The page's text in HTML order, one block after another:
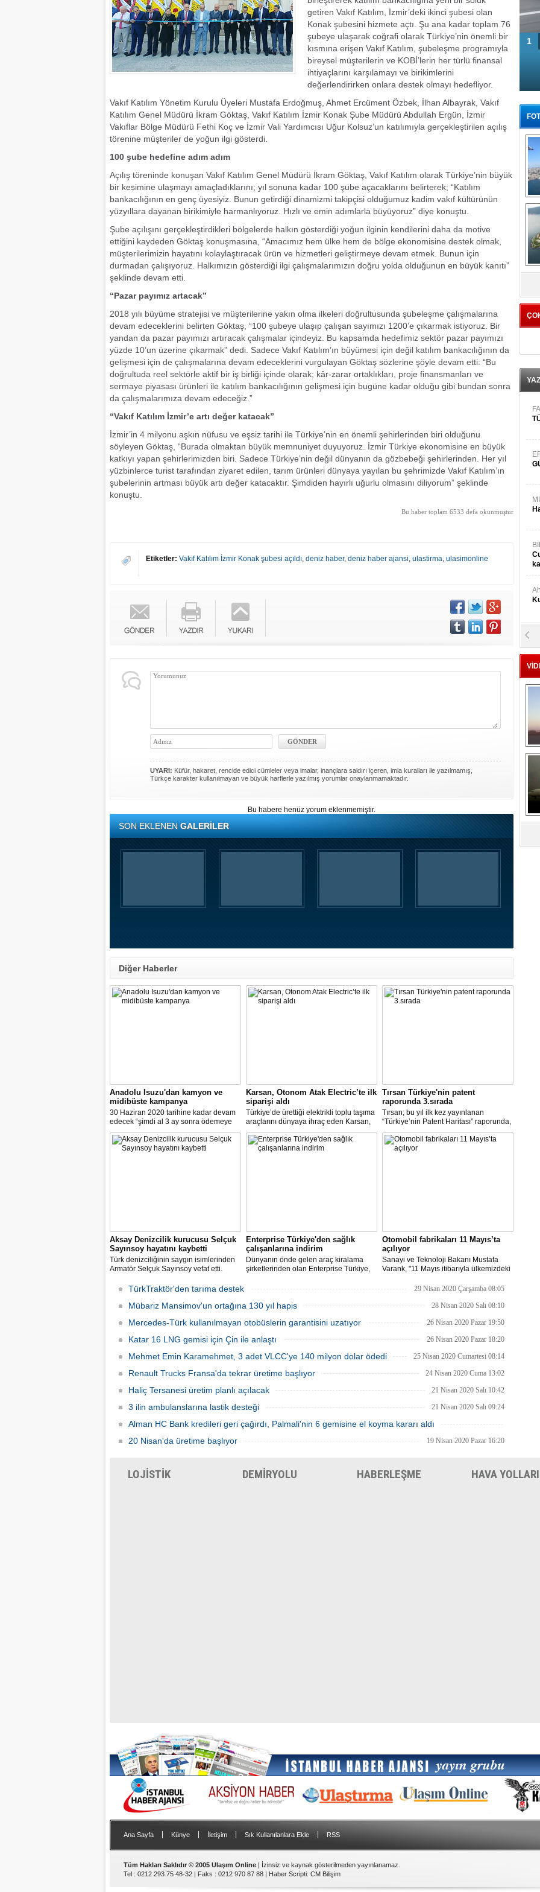
getiren Vakıf Katılım, İzmir’deki ikinci şubesi olan
Konak şubesini hizmete açtı. Şu ana kadar toplam 76
şubeye ulaşarak coğrafi olarak Türkiye’nin önemli bir
kısmına erişen Vakıf Katılım, şubeleşme programıyla
bireysel müşterilerin ve KOBİ’lerin her türlü finansal
ihtiyaçlarını karşılamayı ve birikimlerini
değerlendirirken onlara destek olmayı hedefliyor.
Vakıf Katılım Yönetim Kurulu Üyeleri Mustafa Erdoğmuş, Ahmet Ercüment Özbek, İlhan Albayrak, Vakıf
Katılım Genel Müdürü İkram Göktaş, Vakıf Katılım İzmir Konak Şube Müdürü Abdullah Ergün, İzmir
Vakıflar Bölge Müdürü Fethi Koç ve İzmir Vali Yardımcısı Uğur Kolsuz’un katılımıyla gerçekleştirilen açılış
törenine müşteriler de yoğun ilgi gösterdi.
100 şube hedefine adım adım
Açılış töreninde konuşan Vakıf Katılım Genel Müdürü İkram Göktaş, Vakıf Katılım olarak Türkiye’nin büyük
bir kesimine ulaşmayı amaçladıklarını; yıl sonuna kadar 100 şube açacaklarını belirterek; “Katılım
bankacılığının en genç üyesiyiz. Bunun getirdiği dinamizmi takipçisi olduğumuz kadim vakıf kültürünün
yüzyıllara dayanan birikimiyle harmanlıyoruz. Hızlı ve emin adımlarla büyüyoruz” diye konuştu.
Şube açılışını gerçekleştirdikleri bölgelerde halkın gösterdiği yoğun ilginin kendilerini daha da motive
ettiğini kaydeden Göktaş konuşmasına, “Amacımız hem ülke hem de bölge ekonomisine destek olmak,
müşterilerimizin hayatını kolaylaştıracak ürün ve hizmetleri geliştirmeye devam etmek. Bunun için
durmadan çalışıyoruz. Halkımızın gösterdiği ilgi çalışmalarımızın doğru yolda olduğunun en büyük kanıtı”
şeklinde devam etti.
“Pazar payımız artacak”
2018 yılı büyüme stratejisi ve müşterilerine yakın olma ilkeleri doğrultusunda şubeleşme çalışmalarına
devam edeceklerini belirten Göktaş, “100 şubeye ulaşıp çalışan sayımızı 1200’e çıkarmak istiyoruz. Bir
yandan da pazar payımızı artıracak çalışmalar içindeyiz. Bu kapsamda hedefimiz sektör pazar payımızı
yüzde 10’un üzerine çıkarmak” dedi. Sadece Vakıf Katılım’ın büyümesi için değil katılım bankacılığının da
gelişmesi için de çalışmalarına devam edeceklerini vurgulayan Göktaş sözlerine şöyle devam etti: “Bu
doğrultuda reel sektörle aktif bir iş birliği içinde olarak; kâr-zarar ortaklıkları, proje finansmanları ve
sermaye piyasası ürünleri ile katılım bankacılığının gelişmesi için bugüne kadar olduğu gibi bundan sonra
da çalışmalarımıza devam edeceğiz.”
“Vakıf Katılım İzmir’e artı değer katacak”
İzmir’in 4 milyonu aşkın nüfusu ve eşsiz tarihi ile Türkiye’nin en önemli şehirlerinden biri olduğunu
söyleyen Göktaş, “Burada olmaktan büyük memnuniyet duyuyoruz. İzmir Türkiye ekonomisine en büyük
katkıyı yapan şehirlerimizden biri. Sadece Türkiye’nin değil dünyanın da gözbebeği şehirlerinden. Her yıl
yüzbinlerce turist tarafından ziyaret edilen, tarım ürünleri dünyaya yayılan bu şehrimizde Vakıf Katılım’ın
şubelerinin artması büyük artı değer katacaktır. Şimdiden hayırlı uğurlu olmasını diliyorum” şeklinde
konuştu.
Bu haber toplam 6533 defa okunmuştur
Etiketler: Vakıf Katılım İzmir Konak şubesi açıldı, deniz haber, deniz haber ajansi, ulastirma, ulasimonline
UYARI: Küfür, hakaret, rencide edici cümleler veya imalar, inançlara saldırı içeren, imla kuralları ile yazılmamış,
Türkçe karakter kullanılmayan ve büyük harflerle yazılmış yorumlar onaylanmamaktadır.
Bu habere henüz yorum eklenmemiştir.
SON EKLENENGALERİLER
Diğer Haberler
Anadolu Isuzu'dan kamyon ve
midibüste kampanya
30 Haziran 2020 tarihine kadar devam
edecek “şimdi al 3 ay sonra ödemeye
başla kampanyası” kapsamında
kamyon ve midibüsler %0.57 faiz
desteği ile satışa sunuluyor.
Karsan, Otonom Atak Electric’te ilk
siparişi aldı
Türkiye’de ürettiği elektrikli toplu taşıma
araçlarını dünyaya ihraç eden Karsan,
otonom sürüş özellikleri kazandırmak
için çalışmalara başladığını duyurduğu
Otonom Atak Electric’te, ilk siparişi aldı.
Tırsan Türkiye'nin patent
raporunda 3.sırada
Tırsan; bu yıl ilk kez yayınlanan
“Türkiye’nin Patent Haritası” raporunda,
otomotiv teknolojileri alanında 3. sırada
yer aldı. 252 patent ile treyler
sektöründen listeye giren tek firma olan
Aksay Denizcilik kurucusu Selçuk
Sayınsoy hayatını kaybetti
Türk denizciliğinin saygın isimlerinden
Armatör Selçuk Sayınsoy vefat etti.
Enterprise Türkiye'den sağlık
çalışanlarına indirim
Dünyanın önde gelen araç kiralama
şirketlerinden olan Enterprise Türkiye,
sağlık çalışanları ve toplu taşıma yerine
karşılamak isteyenler için indirimli
Otomobil fabrikaları 11 Mayıs’ta
açılıyor
Sanayi ve Teknoloji Bakanı Mustafa
Varank, "11 Mayıs itibarıyla ülkemizdeki
faaliyete başlamış olacak." dedi.
TürkTraktör'den tarıma destek 29 Nisan 2020 Çarşamba 08:05
Mübariz Mansimov'un ortağına 130 yıl hapis 28 Nisan 2020 Salı 08:10
Mercedes-Türk kullanılmayan otobüslerin garantisini uzatıyor 26 Nisan 2020 Pazar 19:50
Katar 16 LNG gemisi için Çin ile anlaştı 26 Nisan 2020 Pazar 18:20
Mehmet Emin Karamehmet, 3 adet VLCC'ye 140 milyon dolar ödedi 25 Nisan 2020 Cumartesi 08:14
Renault Trucks Fransa'da tekrar üretime başlıyor 24 Nisan 2020 Cuma 13:02
Haliç Tersanesi üretim planlı açılacak 21 Nisan 2020 Salı 10:42
3 ilin ambulanslarına lastik desteği 21 Nisan 2020 Salı 09:24
Alman HC Bank kredileri geri çağırdı, Palmali'nin 6 gemisine el koyma kararı aldı
20 Nisan 2020 Pazartesi 01:09
20 Nisan'da üretime başlıyor 19 Nisan 2020 Pazar 16:20
1
LOJİSTİK DEMİRYOLU HABERLEŞME HAVA YOLLARI
Ana Sayfa Künye İletişim Sık Kullanılanlara Ekle RSS
Tüm Hakları Saklıdır © 2005 Ulaşım Online | İzinsiz ve kaynak gösterilmeden yayınlanamaz.
Tel : 0212 293 75 48-32 | Faks : 0212 970 87 88 | Haber Scripti: CM Bilişim